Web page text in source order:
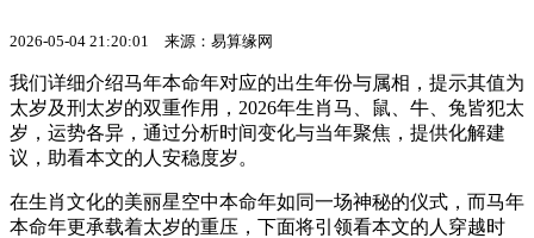
2026-05-04 21:20:01 来源：易算缘网
我们详细介绍马年本命年对应的出生年份与属相，提示其值为
太岁及刑太岁的双重作用，2026年生肖马、鼠、牛、兔皆犯太
岁，运势各异，通过分析时间变化与当年聚焦，提供化解建
议，助看本文的人安稳度岁。
在生肖文化的美丽星空中本命年如同一场神秘的仪式，而马年
本命年更承载着太岁的重压，下面将引领看本文的人穿越时